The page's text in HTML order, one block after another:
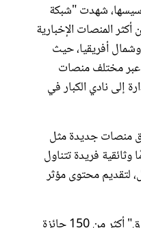
شهدت "شبكة
المنصات الإخبارية
أفريقيا، حيث
شخص عبر مختلف منصات
إلى نادي الكبار في
منصات جديدة مثل
وثائقية فريدة تتناول
لتقديم محتوى مؤثر